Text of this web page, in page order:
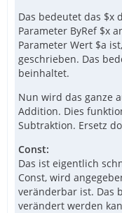
Das bedeutet das $x
Parameter ByRef $x
Parameter Wert $a
geschrieben. Das
beinhaltet.
Nun wird das ganze
Addition. Dies
Subtraktion. Ersetz
Const:
Das ist eigentlich
Const, wird
veränderbar ist. Das
verändert werden